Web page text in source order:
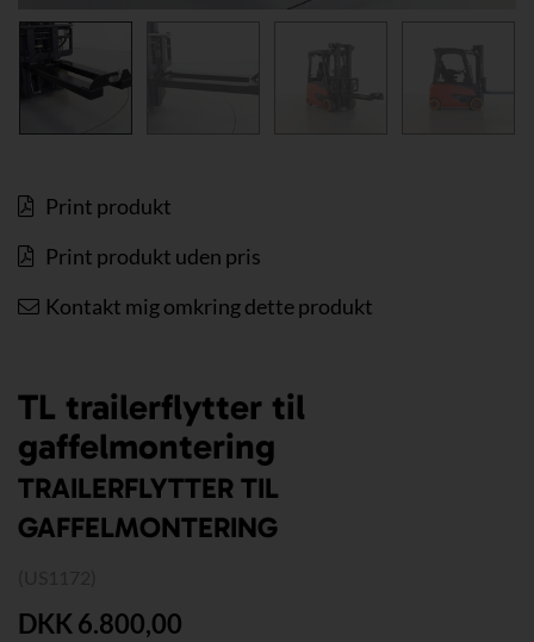
Print produkt
Print produkt uden pris
Kontakt mig omkring dette produkt
TL trailerflytter til
gaffelmontering
TRAILERFLYTTER TIL
GAFFELMONTERING
DKK 6.800,00